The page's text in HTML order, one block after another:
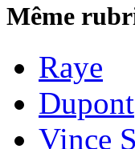
Même
Raye
Dupont
Vince